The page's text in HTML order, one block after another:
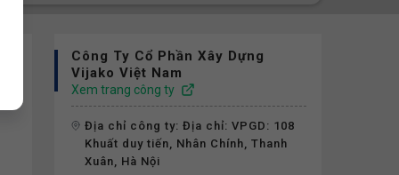
Công Ty Cổ Phần Xây Dựng
Vijako Việt Nam
Xem trang công ty
Địa chỉ công ty: Địa chỉ: VPGD: 108
Khuất duy tiến, Nhân Chính, Thanh
Xuân, Hà Nội